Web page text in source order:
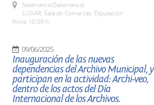
Salamanca (Salamanca)
LUGAR: Sala de Comarcas. Diputación
Hora: 10:00 h.
09/06/2025
Inauguración de las nuevas
dependencias del Archivo Municipal, y
participan en la actividad: Archi-veo,
dentro de los actos del Día
Internacional de los Archivos.